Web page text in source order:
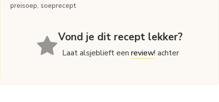
preisoep, soeprecept
Vond je dit recept lekker?
Laat alsjeblieft eenreview! achter